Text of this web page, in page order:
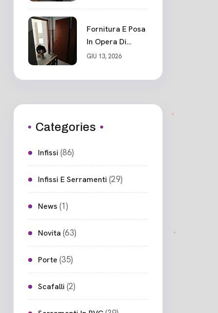
Cadimare
Fornitura E Posa
In Opera Di
Nuovo Portone
Ceparana
GIU 13, 2026
Categories
Infissi (86)
Infissi E Serramenti (29)
News (1)
Novita (63)
Porte (35)
Scafalli (2)